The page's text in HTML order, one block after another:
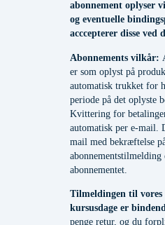
abonnement oplyser
og eventuelle
acccepterer disse ved
Abonnements vilkår:
er som oplyst på
automatisk trukket for
periode på det oplyste
Kvittering for
automatisk per e-mail.
mail med bekræftelse
abonnementstilmelding
abonnementet.
Tilmeldingen til vores
kursusdage er
penge retur, og du